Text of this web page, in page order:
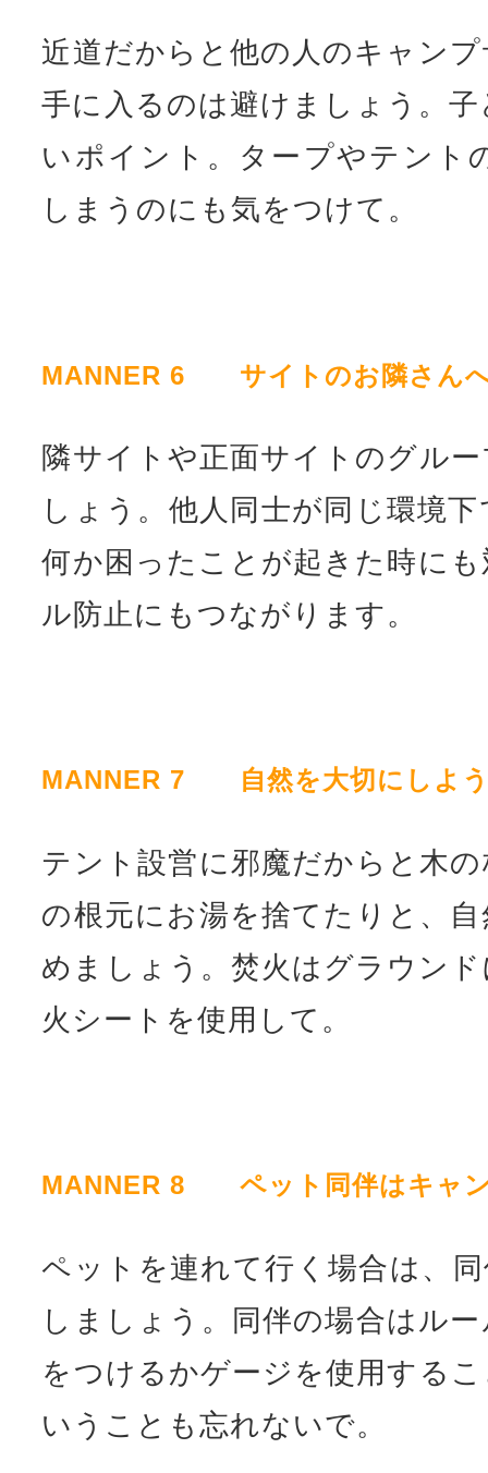
近道だからと他の人のキャン
手に入るのは避けましょう。
いポイント。タープやテント
しまうのにも気をつけて。
MANNER 6 サイトのお隣さん
隣サイトや正面サイトのグル
しょう。他人同士が同じ環境
何か困ったことが起きた時に
ル防止にもつながります。
MANNER 7 自然を大切にしよ
テント設営に邪魔だからと木
の根元にお湯を捨てたりと、
めましょう。焚火はグラウン
火シートを使用して。
MANNER 8 ペット同伴はキャン
ペットを連れて行く場合は、
しましょう。同伴の場合はル
をつけるかゲージを使用する
いうことも忘れないで。